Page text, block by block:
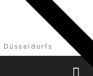
Düsseldorfs